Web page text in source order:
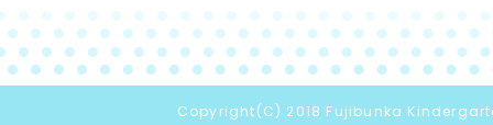
Copyright(C) 2018 Fujibunka